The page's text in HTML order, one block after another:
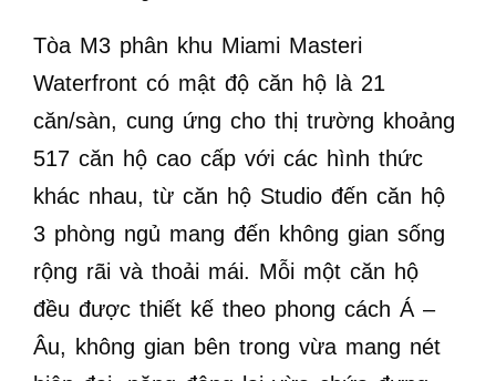
Tòa M3 phân khu Miami Masteri
Waterfront có mật độ căn hộ là 21
căn/sàn, cung ứng cho thị trường khoảng
517 căn hộ cao cấp với các hình thức
khác nhau, từ căn hộ Studio đến căn hộ
3 phòng ngủ mang đến không gian sống
rộng rãi và thoải mái. Mỗi một căn hộ
đều được thiết kế theo phong cách Á –
Âu, không gian bên trong vừa mang nét